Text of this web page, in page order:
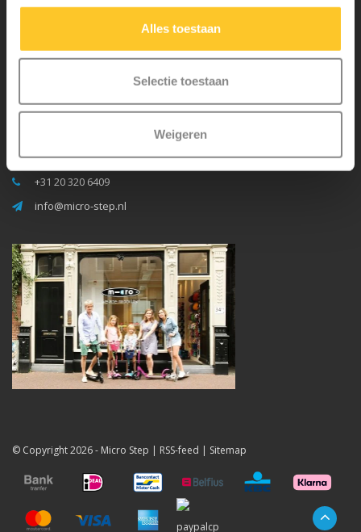
Alles toestaan
Selectie toestaan
Weigeren
Binnen Brouwersstraat 36
1013EG AMSTERDAM
+31 20 320 6409
info@micro-step.nl
© Copyright 2026 - Micro Step | RSS-feed | Sitemap